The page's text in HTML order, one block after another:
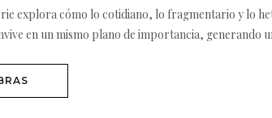
explora cómo lo cotidiano, lo fragmentario y lo
en un mismo plano de importancia, generando